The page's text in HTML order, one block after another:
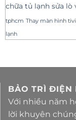
chữa tủ lạnh sửa lò
tphcm Thay màn hình tivi
lạnh
BẢO TRÌ ĐIỆN
Với nhiều năm
lời khuyên